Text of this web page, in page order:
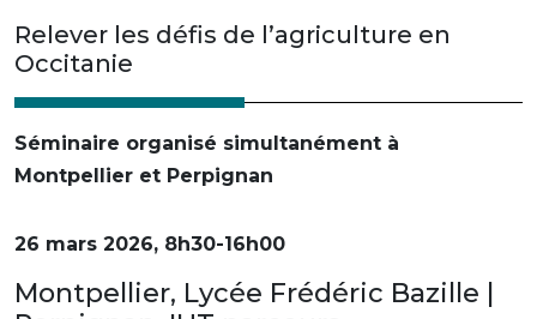
Relever les défis de l’agriculture en
Occitanie
Séminaire organisé simultanément à
Montpellier et Perpignan
26 mars 2026, 8h30-16h00
Montpellier, Lycée Frédéric Bazille |